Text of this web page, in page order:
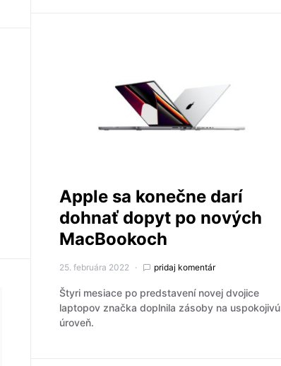
Apple sa konečne darí
dohnať dopyt po nových
MacBookoch
25. februára 2022 pridaj komentár
Štyri mesiace po predstavení novej dvojice
laptopov značka doplnila zásoby na uspokojivú
úroveň.